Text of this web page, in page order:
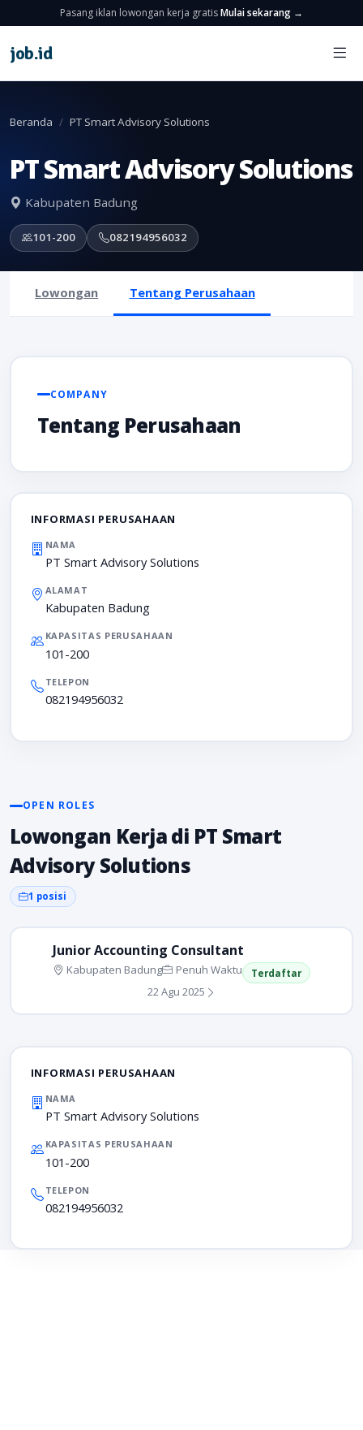
Pasang iklan lowongan kerja gratisMulai sekarang →
job.id
Beranda PT Smart Advisory Solutions
PT Smart Advisory Solutions
Kabupaten Badung
101-200 082194956032
Lowongan Tentang Perusahaan
COMPANY
Tentang Perusahaan
INFORMASI PERUSAHAAN
NAMA
PT Smart Advisory Solutions
ALAMAT
Kabupaten Badung
KAPASITAS PERUSAHAAN
101-200
TELEPON
082194956032
OPEN ROLES
Lowongan Kerja di PT Smart
Advisory Solutions
1 posisi
Junior Accounting Consultant
Kabupaten Badung Penuh Waktu Terdaftar
22 Agu 2025
INFORMASI PERUSAHAAN
NAMA
PT Smart Advisory Solutions
KAPASITAS PERUSAHAAN
101-200
TELEPON
082194956032